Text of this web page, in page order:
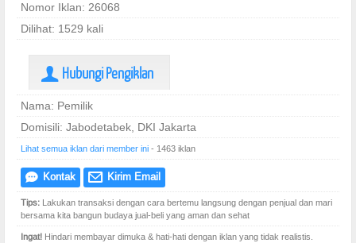
Nomor Iklan: 26068
Dilihat: 1529 kali
U Hubungi Pengiklan
Nama: Pemilik
Domisili: Jabodetabek, DKI Jakarta
Lihat semua iklan dari member ini - 1463 iklan
e Kontak @ Kirim Email
Tips: Lakukan transaksi dengan cara bertemu langsung dengan penjual dan mari
bersama kita bangun budaya jual-beli yang aman dan sehat
Ingat! Hindari membayar dimuka & hati-hati dengan iklan yang tidak realistis.